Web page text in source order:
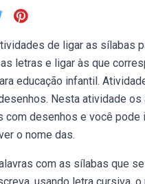
de ligar as sílabas
letras e ligar às que
educação infantil.
Nesta atividade
com desenhos e você pode
o nome das.
com as sílabas que